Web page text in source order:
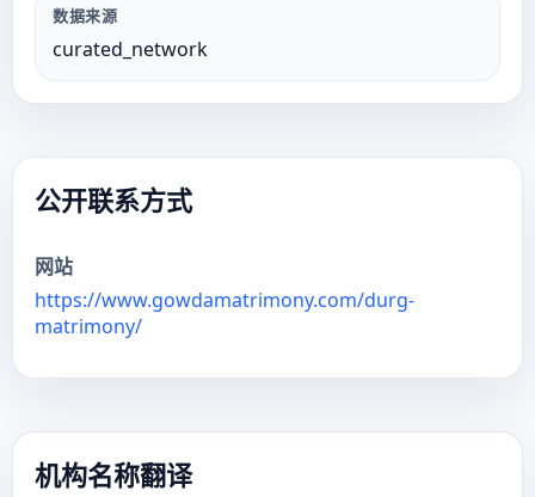
数据来源
curated_network
公开联系方式
网站
https://www.gowdamatrimony.com/durg-
matrimony/
机构名称翻译